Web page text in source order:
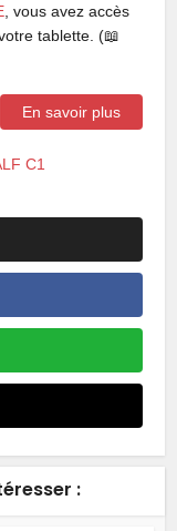
, vous avez accès
tablette. (📖
En savoir plus
C1
: